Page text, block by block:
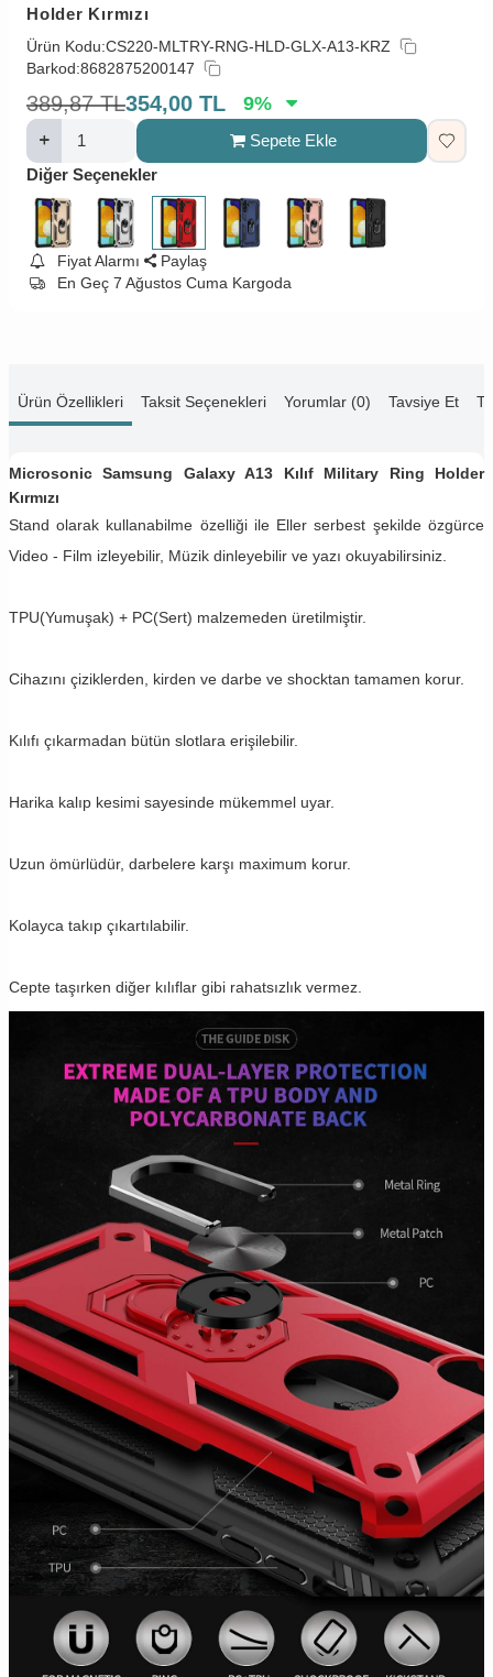
Holder Kırmızı
Ürün Kodu:CS220-MLTRY-RNG-HLD-GLX-A13-KRZ
Barkod:8682875200147
389,87 TL354,00 TL 9%
Sepete Ekle
Diğer Seçenekler
Fiyat Alarmı
Paylaş
En Geç 7 Ağustos Cuma Kargoda
Ürün Özellikleri Taksit Seçenekleri Yorumlar (0) Tavsiye Et
Microsonic Samsung Galaxy A13 Kılıf Military Ring Holder
Kırmızı
Stand olarak kullanabilme özelliği ile Eller serbest şekilde özgürce
Video - Film izleyebilir, Müzik dinleyebilir ve yazı okuyabilirsiniz.
TPU(Yumuşak) + PC(Sert) malzemeden üretilmiştir.
Cihazını çiziklerden, kirden ve darbe ve shocktan tamamen korur.
Kılıfı çıkarmadan bütün slotlara erişilebilir.
Harika kalıp kesimi sayesinde mükemmel uyar.
Uzun ömürlüdür, darbelere karşı maximum korur.
Kolayca takıp çıkartılabilir.
Cepte taşırken diğer kılıflar gibi rahatsızlık vermez.